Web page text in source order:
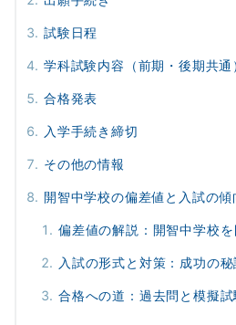
試験日程
学科試験内容（前期・後期共通
合格発表
入学手続き締切
その他の情報
開智中学校の偏差値と入試の傾
偏差値の解説：開智中学校
入試の形式と対策：成功の秘
合格への道：過去問と模擬